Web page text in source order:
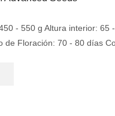
- 550 g Altura interior: 65
de Floración: 70 - 80 días